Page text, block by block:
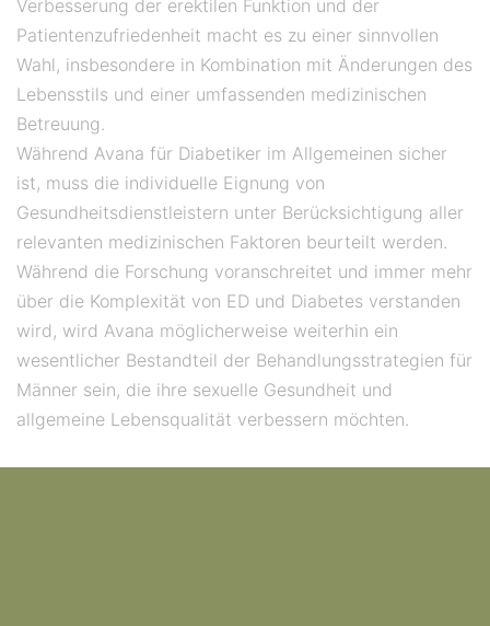
Verbesserung der erektilen Funktion und der
Patientenzufriedenheit macht es zu einer sinnvollen
Wahl, insbesondere in Kombination mit Änderungen des
Lebensstils und einer umfassenden medizinischen
Betreuung.
Während Avana für Diabetiker im Allgemeinen sicher
ist, muss die individuelle Eignung von
Gesundheitsdienstleistern unter Berücksichtigung aller
relevanten medizinischen Faktoren beurteilt werden.
Während die Forschung voranschreitet und immer mehr
über die Komplexität von ED und Diabetes verstanden
wird, wird Avana möglicherweise weiterhin ein
wesentlicher Bestandteil der Behandlungsstrategien für
Männer sein, die ihre sexuelle Gesundheit und
allgemeine Lebensqualität verbessern möchten.